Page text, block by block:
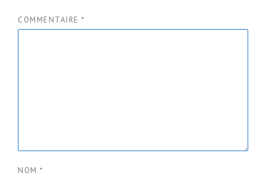
COMMENTAIRE *
NOM *